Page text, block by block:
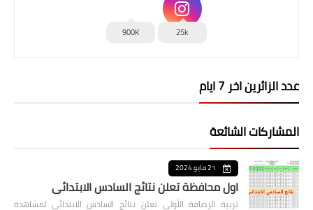
25k
900K
عدد الزائرين اخر 7 ايام
المشاركات الشائعة
21 مايو 2024
اول محافظة تعلن نتائج السادس الابتدائي
تربية الرصافة الأولى تعلن نتائج السادس الابتدائي لمشاهدة